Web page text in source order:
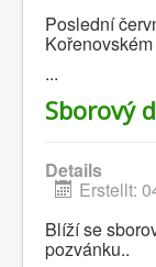
Poslední
...
Sborový
Details
Erstellt:
Blíží se
pozvánku..